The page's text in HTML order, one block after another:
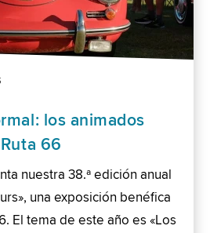
los animados
66
nuestra 38.ª edición anual
una exposición benéfica
El tema de este año es «Los